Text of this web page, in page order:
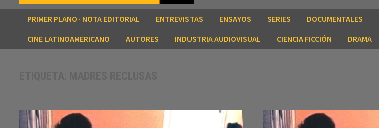
PRIMER PLANO · NOTA EDITORIAL ENTREVISTAS ENSAYOS SERIES DOCUMENTALES
CINE LATINOAMERICANO
AUTORES INDUSTRIA AUDIOVISUAL CIENCIA FICCIÓN DRAMA